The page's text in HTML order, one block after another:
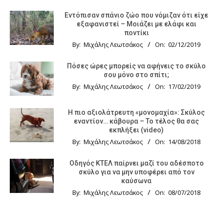
Εντόπισαν σπάνιο ζώο που νόμιζαν ότι είχε
εξαφανιστεί – Μοιάζει με ελάφι και
ποντίκι
By: Μιχάλης Λεωτσάκος On: 02/12/2019
Πόσες ώρες μπορείς να αφήνεις το σκύλο
σου μόνο στο σπίτι;
By: Μιχάλης Λεωτσάκος On: 17/02/2019
Η πιο αξιολάτρευτη «μονομαχία»: Σκύλος
εναντίον… κάβουρα – Το τέλος θα σας
εκπλήξει (video)
By: Μιχάλης Λεωτσάκος On: 14/08/2018
Οδηγός KTΕΛ παίρνει μαζί του αδέσποτο
σκύλο για να μην υποφέρει από τον
καύσωνα
By: Μιχάλης Λεωτσάκος On: 08/07/2018